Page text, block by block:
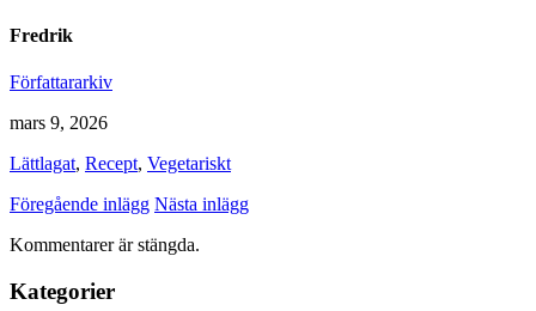
Fredrik
Författararkiv
mars 9, 2026
Lättlagat, Recept, Vegetariskt
Föregående inlägg Nästa inlägg
Kommentarer är stängda.
Kategorier